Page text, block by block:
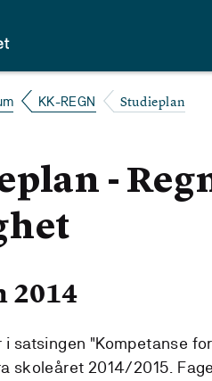
KK-REGN Studieplan
-
2014
i satsingen "Kompetanse
skoleåret 2014/2015.